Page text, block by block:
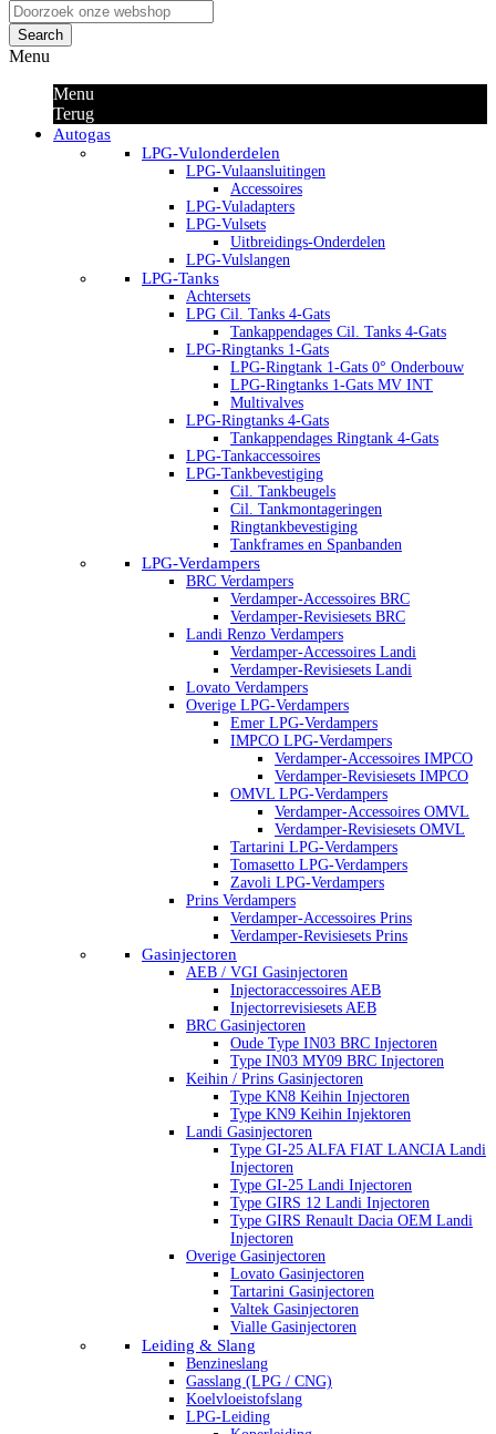
Search
Menu
Menu
Terug
Autogas
LPG-Vulonderdelen
LPG-Vulaansluitingen
Accessoires
LPG-Vuladapters
LPG-Vulsets
Uitbreidings-Onderdelen
LPG-Vulslangen
LPG-Tanks
Achtersets
LPG Cil. Tanks 4-Gats
Tankappendages Cil. Tanks 4-Gats
LPG-Ringtanks 1-Gats
LPG-Ringtank 1-Gats 0° Onderbouw
LPG-Ringtanks 1-Gats MV INT
Multivalves
LPG-Ringtanks 4-Gats
Tankappendages Ringtank 4-Gats
LPG-Tankaccessoires
LPG-Tankbevestiging
Cil. Tankbeugels
Cil. Tankmontageringen
Ringtankbevestiging
Tankframes en Spanbanden
LPG-Verdampers
BRC Verdampers
Verdamper-Accessoires BRC
Verdamper-Revisiesets BRC
Landi Renzo Verdampers
Verdamper-Accessoires Landi
Verdamper-Revisiesets Landi
Lovato Verdampers
Overige LPG-Verdampers
Emer LPG-Verdampers
IMPCO LPG-Verdampers
Verdamper-Accessoires IMPCO
Verdamper-Revisiesets IMPCO
OMVL LPG-Verdampers
Verdamper-Accessoires OMVL
Verdamper-Revisiesets OMVL
Tartarini LPG-Verdampers
Tomasetto LPG-Verdampers
Zavoli LPG-Verdampers
Prins Verdampers
Verdamper-Accessoires Prins
Verdamper-Revisiesets Prins
Gasinjectoren
AEB / VGI Gasinjectoren
Injectoraccessoires AEB
Injectorrevisiesets AEB
BRC Gasinjectoren
Oude Type IN03 BRC Injectoren
Type IN03 MY09 BRC Injectoren
Keihin / Prins Gasinjectoren
Type KN8 Keihin Injectoren
Type KN9 Keihin Injektoren
Landi Gasinjectoren
Type GI-25 ALFA FIAT LANCIA Landi
Injectoren
Type GI-25 Landi Injectoren
Type GIRS 12 Landi Injectoren
Type GIRS Renault Dacia OEM Landi
Injectoren
Overige Gasinjectoren
Lovato Gasinjectoren
Tartarini Gasinjectoren
Valtek Gasinjectoren
Vialle Gasinjectoren
Leiding & Slang
Benzineslang
Gasslang (LPG / CNG)
Koelvloeistofslang
LPG-Leiding